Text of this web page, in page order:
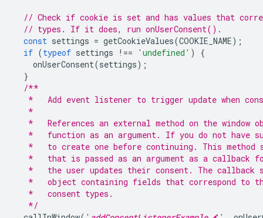
// Check if cookie is set and has values that
// types. If it does, run onUserConsent().
const settings = getCookieValues(COOKIE_NAME);
if (typeof settings !== 'undefined' )
{
onUserConsent(settings);
}
/**
*   Add event listener to trigger update when
*
*   References an external method on the window
*   function as an argument. If you do not have
*   to create one before continuing. This method
*   that is passed as an argument as a callback
*   the user updates their consent. The callback
*   object containing fields that correspond to
*   consent types.
*/